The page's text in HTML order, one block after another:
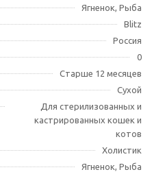
Ягненок, Рыба
Blitz
Россия
0
Старше 12 месяцев
Сухой
Для стерилизованных и
кастрированных кошек и
котов
Холистик
Ягненок, Рыба